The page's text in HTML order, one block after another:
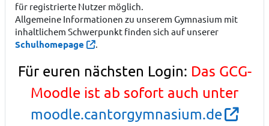
für registrierte Nutzer möglich.
Allgemeine Informationen zu unserem Gymnasium mit
inhaltlichem Schwerpunkt finden sich auf unserer
Schulhomepage .
Für euren nächsten Login: Das GCG-
Moodle ist ab sofort auch unter
moodle.cantorgymnasium.de